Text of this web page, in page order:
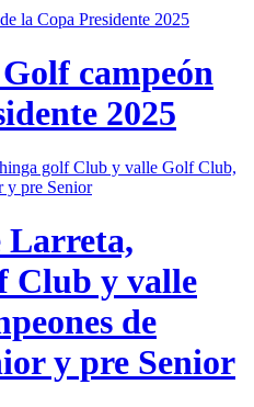
campeón
2025
Larreta,
Club y valle
de
y pre Senior